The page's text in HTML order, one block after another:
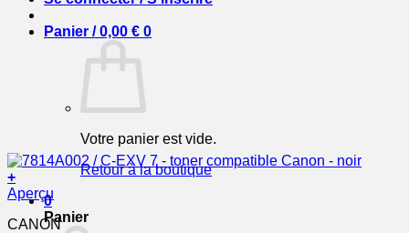
Panier /0,00 € 0
Votre panier est vide.
Retour à la boutique
0
Panier
+
Aperçu
CANON